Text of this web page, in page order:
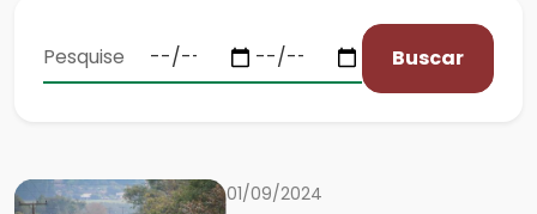
Buscar
01/09/2024